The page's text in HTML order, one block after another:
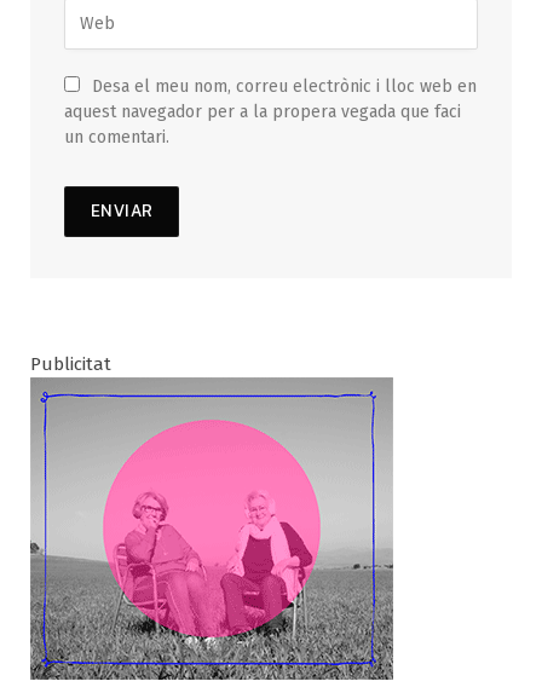
Desa el meu nom, correu electrònic i lloc web en
aquest navegador per a la propera vegada que faci
un comentari.
Publicitat